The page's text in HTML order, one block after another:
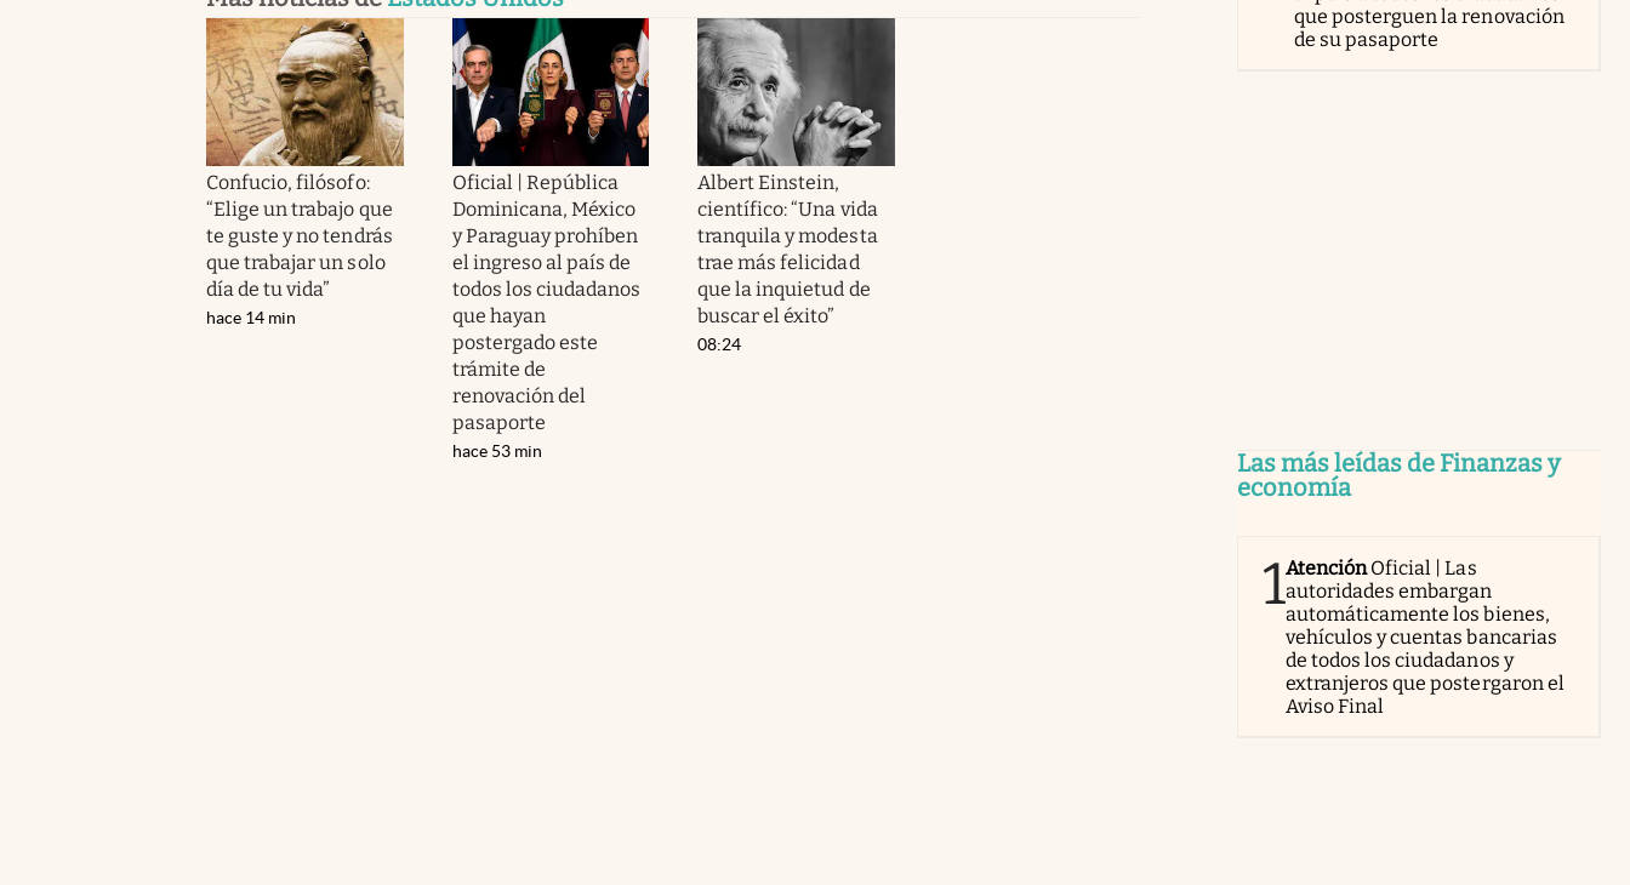
Confucio, filósofo:
“Elige un trabajo que
te guste y no tendrás
que trabajar un solo
día de tu vida”
hace 14 min
Oficial | República
Dominicana, México
y Paraguay prohíben
el ingreso al país de
todos los ciudadanos
que hayan
postergado este
trámite de
renovación del
pasaporte
hace 53 min
Albert Einstein,
científico: “Una vida
tranquila y modesta
trae más felicidad
que la inquietud de
buscar el éxito”
08:24
que posterguen la renovación
de su pasaporte
Las más leídas de Finanzas y
economía
1AtenciónOficial | Las
autoridades embargan
automáticamente los bienes,
vehículos y cuentas bancarias
de todos los ciudadanos y
extranjeros que postergaron el
Aviso Final